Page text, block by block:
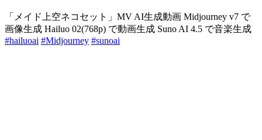
「メイド上空ネコセット」MV AI生成動画 Midjourney v7 で
画像生成 Hailuo 02(768p) で動画生成 Suno AI 4.5 で音楽生成
#hailuoai #Midjourney #sunoai